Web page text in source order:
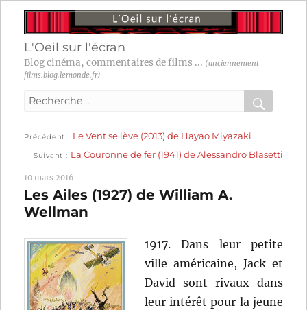
L'Oeil sur l'écran
Blog cinéma, commentaires de films ... (anciennement
films.blog.lemonde.fr)
Recherche
:
OK
Navigation
l’article
Précédent
précédente :
Le Vent se lève (2013) de Hayao Miyazaki
Suivant
suivante :
La Couronne de fer (1941) de Alessandro Blasetti
10 mars 2016
Les Ailes (1927) de William A.
Wellman
1917. Dans leur petite
ville américaine, Jack et
David sont rivaux dans
leur intérêt pour la jeune